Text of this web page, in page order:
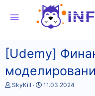
[Udemy]
А
SkyKill
Д
11.03.2024